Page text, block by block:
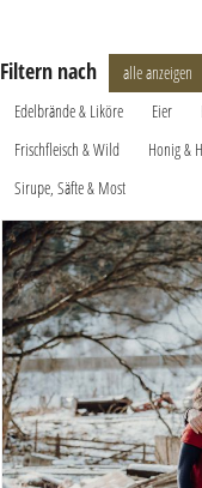
Filtern nach alle anzeigen
Edelbrände & Liköre
Eier
Frischfleisch & Wild
Honig &
Sirupe, Säfte & Most